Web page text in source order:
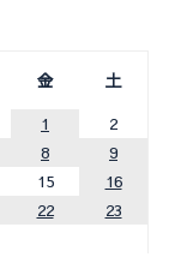
金
土
1
2
8
9
15
16
22
23